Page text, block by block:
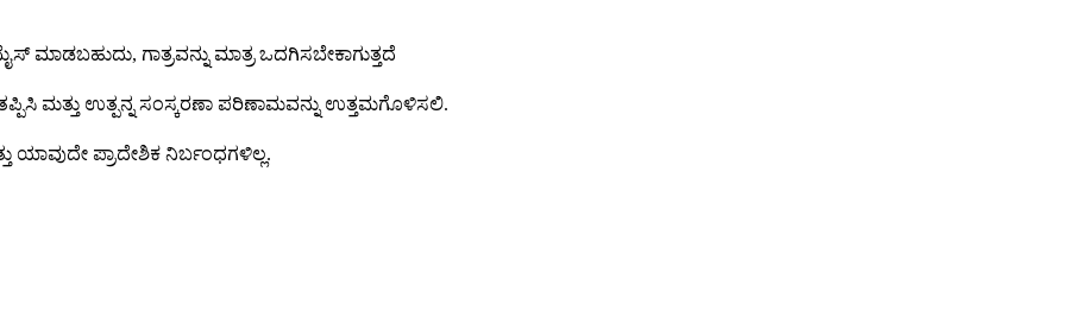
ಮಾಡಬಹುದು, ಗಾತ್ರವನ್ನು ಮಾತ್ರ ಒದಗಿಸಬೇಕಾಗುತ್ತದೆ
ಮತ್ತು ಉತ್ಪನ್ನ ಸಂಸ್ಕರಣಾ ಪರಿಣಾಮವನ್ನು ಉತ್ತಮಗೊಳಿಸಲಿ.
ಪ್ರಾದೇಶಿಕ ನಿರ್ಬಂಧಗಳಿಲ್ಲ.